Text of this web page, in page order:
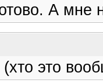
А мне
это